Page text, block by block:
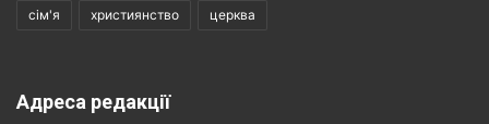
сім'я християнство церква
Адреса редакції